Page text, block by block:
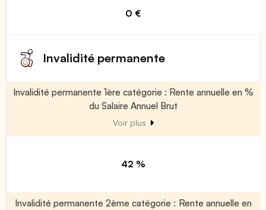
0 €
Invalidité permanente
Invalidité permanente 1ère catégorie : Rente annuelle en %
du Salaire Annuel Brut
Voir plus
42 %
Invalidité permanente 2ème catégorie : Rente annuelle en